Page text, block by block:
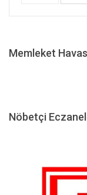
Memleket
Nöbetçi